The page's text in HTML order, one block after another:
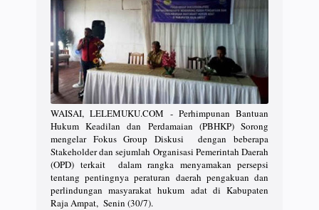
WAISAI, LELEMUKU.COM - Perhimpunan Bantuan
Hukum Keadilan dan Perdamaian (PBHKP) Sorong
mengelar Fokus Group Diskusi dengan beberapa
Stakeholder dan sejumlah Organisasi Pemerintah Daerah
(OPD) terkait dalam rangka menyamakan persepsi
tentang pentingnya peraturan daerah pengakuan dan
perlindungan masyarakat hukum adat di Kabupaten
Raja Ampat, Senin (30/7).